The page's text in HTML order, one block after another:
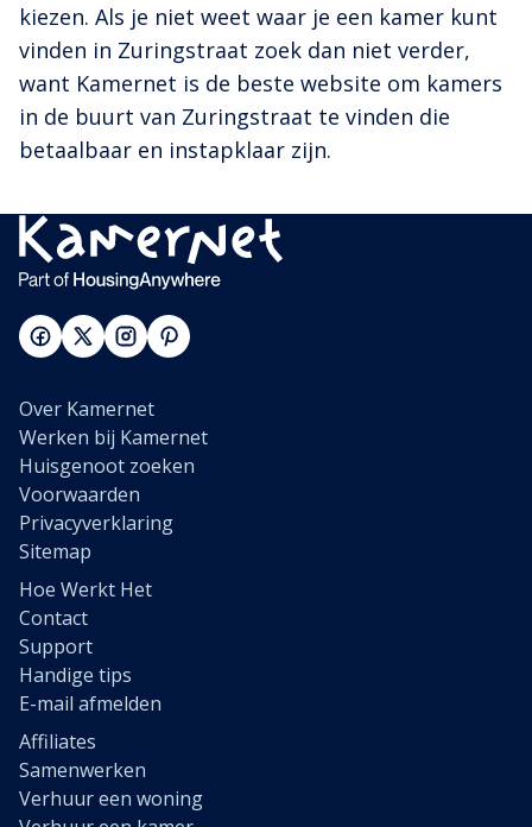
kiezen. Als je niet weet waar je een kamer kunt
vinden in Zuringstraat zoek dan niet verder,
want Kamernet is de beste website om kamers
in de buurt van Zuringstraat te vinden die
betaalbaar en instapklaar zijn.
Over Kamernet
Werken bij Kamernet
Huisgenoot zoeken
Voorwaarden
Privacyverklaring
Sitemap
Hoe Werkt Het
Contact
Support
Handige tips
E-mail afmelden
Affiliates
Samenwerken
Verhuur een woning